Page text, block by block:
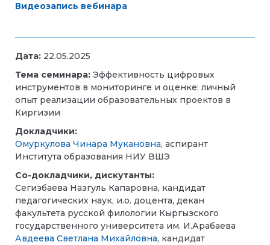
Видеозапись вебинара
Дата: 22.05.2025
Тема семинара: Эффективность цифровых
инструментов в мониторинге и оценке: личный
опыт реализации образовательных проектов в
Киргизии
Докладчики:
Омуркулова Чинара Мукановна, аспирант
Института образования НИУ ВШЭ
Со-докладчики, дискутанты:
Сегизбаева Назгуль Капаровна, кандидат
педагогических наук, и.о. доцента, декан
факультета русской филологии Кыргызского
государственного университета им. И.Арабаева
Авдеева Светлана Михайловна, кандидат